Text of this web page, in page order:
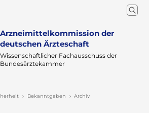
Arzneimittelkommission der
deutschen Ärzteschaft
Wissenschaftlicher Fachausschuss der
Bundesärztekammer
Bekanntgaben Archiv